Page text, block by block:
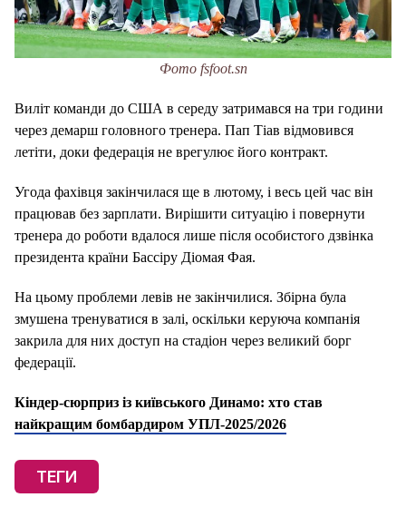
Фото fsfoot.sn
Виліт команди до США в середу затримався на три години
через демарш головного тренера. Пап Тіав відмовився
летіти, доки федерація не врегулює його контракт.
Угода фахівця закінчилася ще в лютому, і весь цей час він
працював без зарплати. Вирішити ситуацію і повернути
тренера до роботи вдалося лише після особистого дзвінка
президента країни Бассіру Діомая Фая.
На цьому проблеми левів не закінчилися. Збірна була
змушена тренуватися в залі, оскільки керуюча компанія
закрила для них доступ на стадіон через великий борг
федерації.
Кіндер-сюрприз із київського Динамо: хто став
найкращим бомбардиром УПЛ-2025/2026
ТЕГИ